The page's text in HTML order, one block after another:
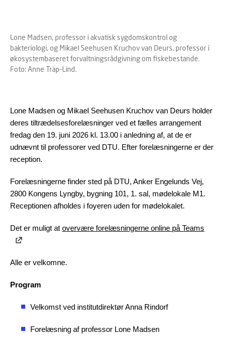
Lone Madsen, professor i akvatisk sygdomskontrol og
bakteriologi, og Mikael Seehusen Kruchov van Deurs, professor i
økosystembaseret forvaltningsrådgivning om fiskebestande.
Foto: Anne Trap-Lind.
Lone Madsen og Mikael Seehusen Kruchov van Deurs holder
deres tiltrædelsesforelæsninger ved et fælles arrangement
fredag den 19. juni 2026 kl. 13.00 i anledning af, at de er
udnævnt til professorer ved DTU. Efter forelæsningerne er der
reception.
Forelæsningerne finder sted på DTU, Anker Engelunds Vej,
2800 Kongens Lyngby, bygning 101, 1. sal, mødelokale M1.
Receptionen afholdes i foyeren uden for mødelokalet.
Det er muligt at overvære forelæsningerne online på Teams
Alle er velkomne.
Program
Velkomst ved institutdirektør Anna Rindorf
Forelæsning af professor Lone Madsen